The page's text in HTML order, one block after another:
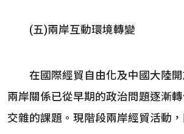
(五)兩岸互動環境轉變
在國際經貿自由化及中國大陸開
兩岸關係已從早期的政治問題逐漸
交雜的課題。現階段兩岸經貿活動